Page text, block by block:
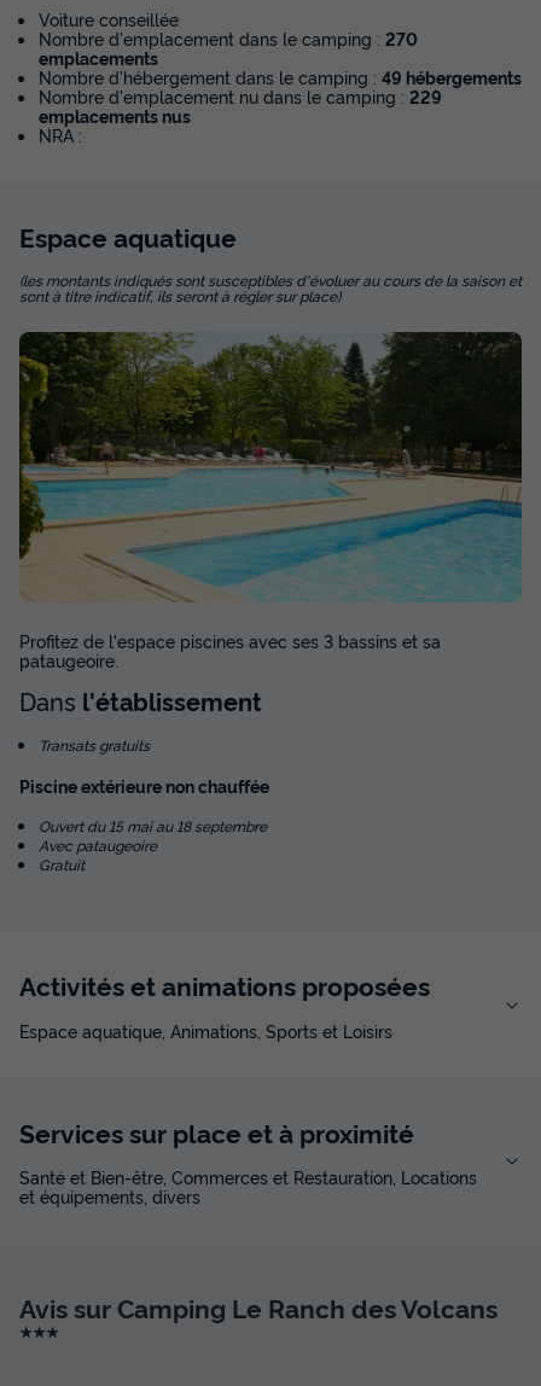
Voiture conseillée
Nombre d'emplacement dans le camping : 270
emplacements
Nombre d'hébergement dans le camping : 49 hébergements
Nombre d'emplacement nu dans le camping : 229
emplacements nus
NRA :
Espace aquatique
(les montants indiqués sont susceptibles d'évoluer au cours de la saison et
sont à titre indicatif, ils seront à régler sur place)
Profitez de l'espace piscines avec ses 3 bassins et sa
pataugeoire.
Dans l'établissement
Transats gratuits
Piscine extérieure non chauffée
Ouvert du 15 mai au 18 septembre
Avec pataugeoire
Gratuit
Activités et animations proposées
Espace aquatique, Animations, Sports et Loisirs
Services sur place et à proximité
Santé et Bien-être, Commerces et Restauration, Locations
et équipements, divers
Avis sur Camping Le Ranch des Volcans
★★★